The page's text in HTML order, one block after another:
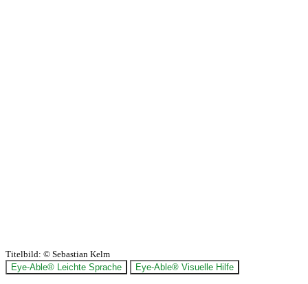
Titelbild: © Sebastian Kelm
Eye-Able® Leichte Sprache
Eye-Able® Visuelle Hilfe